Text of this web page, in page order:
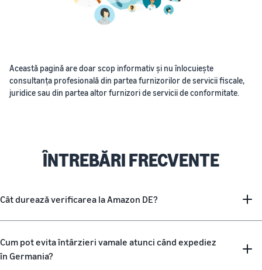
Această pagină are doar scop informativ și nu înlocuiește
consultanța profesională din partea furnizorilor de servicii fiscale,
juridice sau din partea altor furnizori de servicii de conformitate.
ÎNTREBĂRI FRECVENTE
Cât durează verificarea la Amazon DE?
Cum pot evita întârzieri vamale atunci când expediez
în Germania?